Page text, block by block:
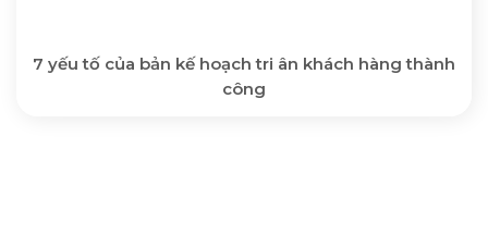
7 yếu tố của bản kế hoạch tri ân khách hàng thành
công